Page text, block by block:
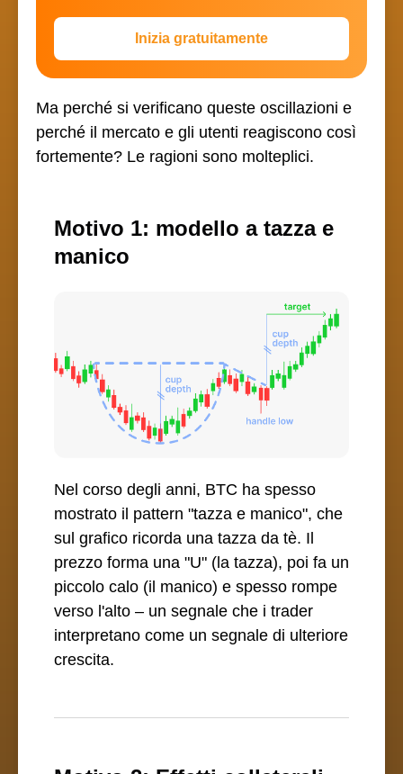
Inizia gratuitamente
Ma perché si verificano queste oscillazioni e
perché il mercato e gli utenti reagiscono così
fortemente? Le ragioni sono molteplici.
Motivo 1: modello a tazza e
manico
Nel corso degli anni, BTC ha spesso
mostrato il pattern "tazza e manico", che
sul grafico ricorda una tazza da tè. Il
prezzo forma una "U" (la tazza), poi fa un
piccolo calo (il manico) e spesso rompe
verso l'alto – un segnale che i trader
interpretano come un segnale di ulteriore
crescita.